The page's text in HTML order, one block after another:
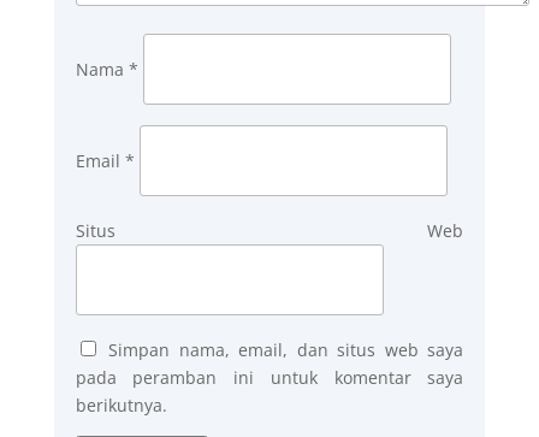
Nama *
Email *
Situs Web
Simpan nama, email, dan situs web saya
pada peramban ini untuk komentar saya
berikutnya.